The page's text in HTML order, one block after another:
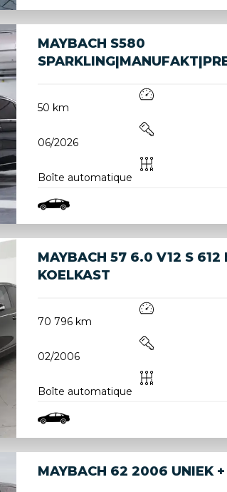
MAYBACH S580
50 km
06/2026
Boîte automatique
MAYBACH 57 6.0 V12 S 612
KOELKAST
70 796 km
02/2006
Boîte automatique
MAYBACH 62 2006 UNIEK +